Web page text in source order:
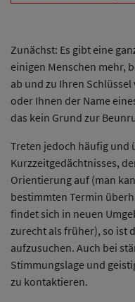
Zunächst: Es gibt eine
einigen Menschen mehr,
ab und zu Ihren
oder Ihnen der Name
das kein Grund zur
Treten jedoch häufig und
Kurzzeitgedächtnisses,
Orientierung auf (man
bestimmten Termin
findet sich in neuen
zurecht als früher), so ist
aufzusuchen. Auch bei
Stimmungslage und
zu kontaktieren.